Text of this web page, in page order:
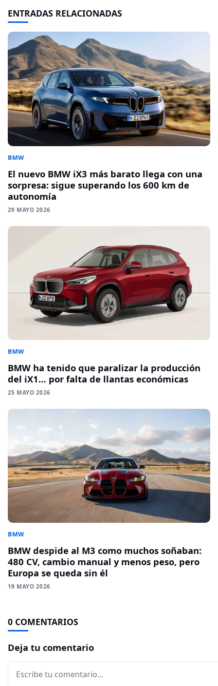
ENTRADAS RELACIONADAS
BMW
El nuevo BMW iX3 más barato llega con una
sorpresa: sigue superando los 600 km de
autonomía
29 MAYO 2026
BMW
BMW ha tenido que paralizar la producción
del iX1… por falta de llantas económicas
25 MAYO 2026
BMW
BMW despide al M3 como muchos soñaban:
480 CV, cambio manual y menos peso, pero
Europa se queda sin él
19 MAYO 2026
0 COMENTARIOS
Deja tu comentario
Comentario